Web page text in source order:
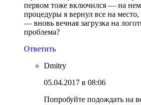
первом тоже включился — на
процедуры я вернул все на
— вновь вечная загрузка на
проблема?
Ответить
Dmitry
05.04.2017 в 08:06
Попробуйте подождать на